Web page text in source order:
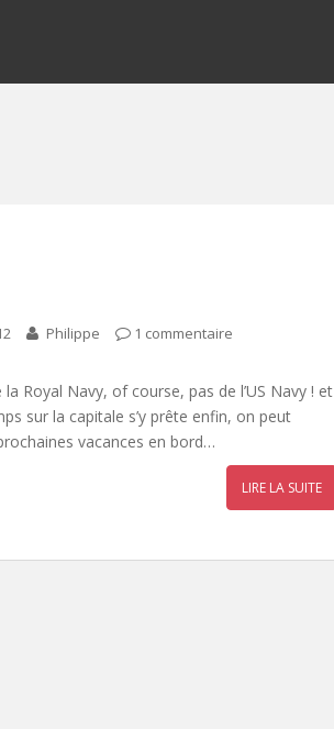
Philippe 1 commentaire
la Royal Navy, of course, pas de l’US Navy ! et
sur la capitale s’y prête enfin, on peut
vacances en bord…
LIRE LA SUITE